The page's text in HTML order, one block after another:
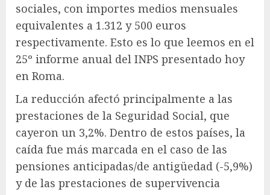
sociales, con importes medios mensuales
equivalentes a 1.312 y 500 euros
respectivamente. Esto es lo que leemos en el
25º informe anual del INPS presentado hoy
en Roma.
La reducción afectó principalmente a las
prestaciones de la Seguridad Social, que
cayeron un 3,2%. Dentro de estos países, la
caída fue más marcada en el caso de las
pensiones anticipadas/de antigüedad (-5,9%)
y de las prestaciones de supervivencia